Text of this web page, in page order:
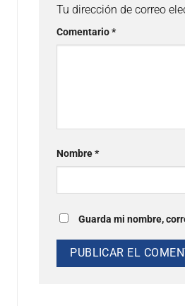
Tu dirección de correo
Comentario*
Nombre*
Guarda mi nombre,